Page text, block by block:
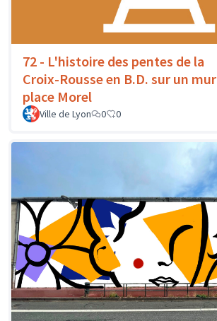
72 - L'histoire des pentes de la
Croix-Rousse en B.D. sur un mur
place Morel
Ville de Lyon 0 0